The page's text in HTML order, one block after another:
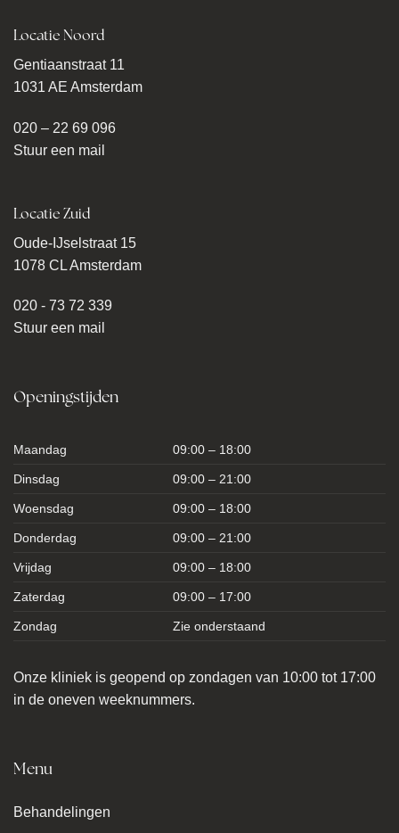
Locatie Noord
Gentiaanstraat 11
1031 AE Amsterdam
020 – 22 69 096
Stuur een mail
Locatie Zuid
Oude-IJselstraat 15
1078 CL Amsterdam
020 - 73 72 339
Stuur een mail
Openingstijden
Maandag 09:00 – 18:00
Dinsdag 09:00 – 21:00
Woensdag 09:00 – 18:00
Donderdag 09:00 – 21:00
Vrijdag 09:00 – 18:00
Zaterdag 09:00 – 17:00
Zondag Zie onderstaand
Onze kliniek is geopend op zondagen van 10:00 tot 17:00
in de oneven weeknummers.
Menu
Behandelingen